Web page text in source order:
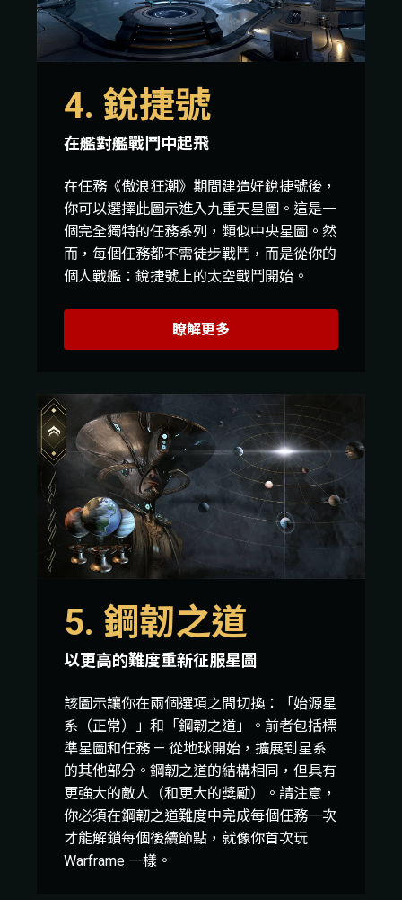
4. 銳捷號
在艦對艦戰鬥中起飛
在任務《傲浪狂潮》期間建造好銳捷號後，
你可以選擇此圖示進入九重天星圖。這是一
個完全獨特的任務系列，類似中央星圖。然
而，每個任務都不需徒步戰鬥，而是從你的
個人戰艦：銳捷號上的太空戰鬥開始。
瞭解更多
5. 鋼韌之道
以更高的難度重新征服星圖
該圖示讓你在兩個選項之間切換：「始源星
系（正常）」和「鋼韌之道」。前者包括標
準星圖和任務 — 從地球開始，擴展到星系
的其他部分。鋼韌之道的結構相同，但具有
更強大的敵人（和更大的獎勵）。請注意，
你必須在鋼韌之道難度中完成每個任務一次
才能解鎖每個後續節點，就像你首次玩
Warframe 一樣。